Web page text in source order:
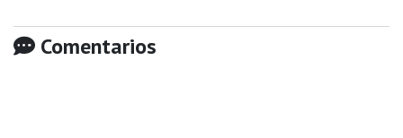
Comentarios